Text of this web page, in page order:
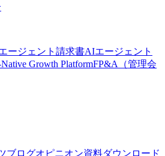
ージェント 請求書AIエージェント
Growth PlatformFP&A（管理会
ブログオピニオン資料ダウンロード